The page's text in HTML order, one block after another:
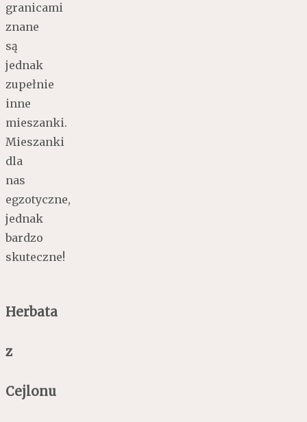
granicami
znane
są
jednak
zupełnie
inne
mieszanki.
Mieszanki
dla
nas
egzotyczne,
jednak
bardzo
skuteczne!
Herbata
z
Cejlonu